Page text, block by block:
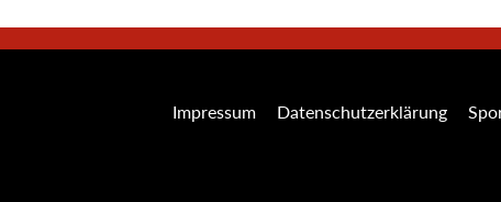
Impressum Datenschutzerklärung